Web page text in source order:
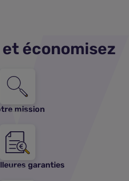
économisez
mission
garanties